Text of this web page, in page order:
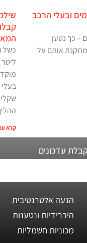
ובעלי הרכב
– כך נטען
מתקנת אותם על
קרא
עדכונים
הנעה אלטרנטיבית
היברידיות ונטענות
מכוניות חשמליות